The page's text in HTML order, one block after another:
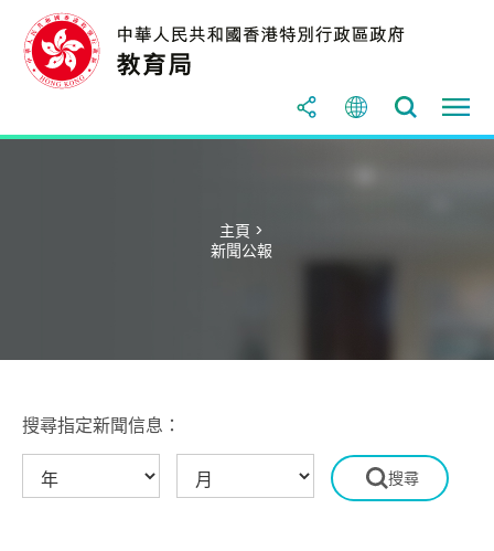
主頁 >
新聞公報
搜尋指定新聞信息：